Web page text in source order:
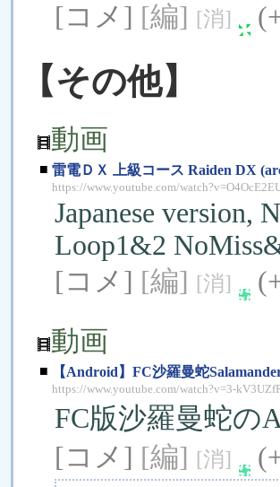
[コメ] [編] [消]
【その他】
動画
■ 雷電ＤＸ 上級コース Raiden DX
https://www.youtube.com/
Japanese version,
Loop1&2
[コメ] [編] [消]
動画
■ 【Android】FC沙羅曼蛇
https://www.youtube.com/watch?v=3-
FC版沙羅曼蛇の
[コメ] [編] [消]